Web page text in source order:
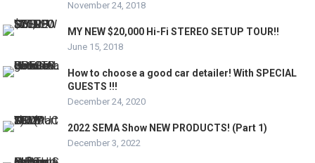
November 24, 2018
MY NEW $20,000 Hi-Fi STEREO SETUP TOUR!!
June 15, 2018
How to choose a good car detailer! With SPECIAL
GUESTS !!!
December 24, 2020
2022 SEMA Show NEW PRODUCTS! (Part 1)
December 3, 2022